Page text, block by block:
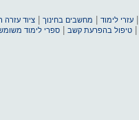
עזרי לימוד מחשבים בחינוך |ציוד עזרה
|טיפול בהפרעת קשב |ספרי לימוד